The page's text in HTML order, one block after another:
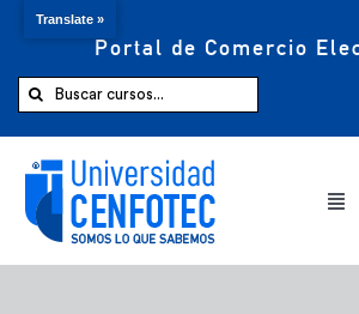
Portal de Comercio
Buscar:
Comprar ahora
Translate »